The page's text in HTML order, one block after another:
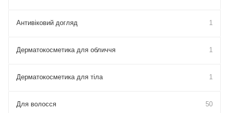
Антивіковий догляд 1
Дерматокосметика для обличчя 1
Дерматокосметика для тіла 1
Для волосся 50